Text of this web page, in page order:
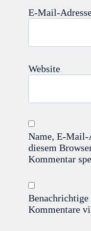
E-Mail-
Website
Name, E-Mail-
diesem
Kommentar
Kommentare